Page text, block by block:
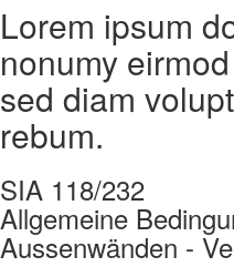
Lorem ipsum
nonumy
sed diam
rebum.
SIA 118/232
Allgemeine
Aussenwänden -